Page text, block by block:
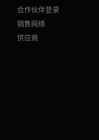
合作伙伴登录
销售网络
供应商